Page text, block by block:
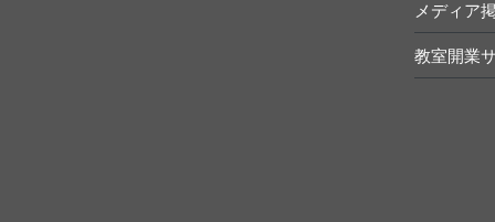
メディア
教室開業